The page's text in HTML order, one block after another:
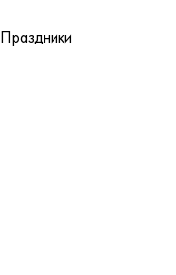
Праздники